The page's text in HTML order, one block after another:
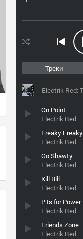
Треки
Electrik Red:
On Point
Electrik Red
Freaky Freaky
Electrik Red
Go Shawty
Electrik Red
Kill Bill
Electrik Red
P Is for Power
Electrik Red
Friends Zone
Electrik Red